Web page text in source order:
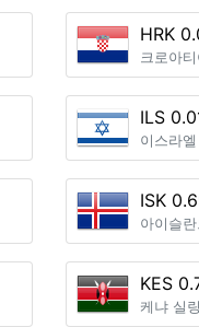
HRK
크로아
ILS
이스라
ISK
아이슬
KES
케냐 실링